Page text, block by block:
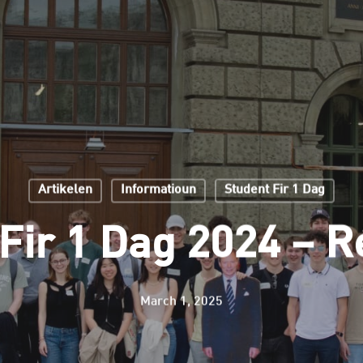
Artikelen Informatioun Student Fir 1 Dag
1 Dag 2024 –
March 1, 2025